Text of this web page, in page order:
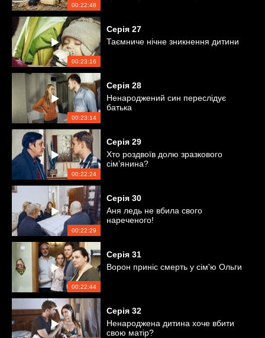
00:22:48
00:23:16
Серія 27
Таємниче нічне зникнення дитини
00:23:14
Серія 28
Ненароджений син переслідує
батька
00:22:24
Серія 29
Хто роздвоїв долю зразкового
сім’янина?
00:22:29
Серія 30
Аня ледь не вбила свого
нареченого!
00:22:44
Серія 31
Ворон приніс смерть у сім'ю Ольги
Серія 32
Ненароджена дитина хоче вбити
свою матір?